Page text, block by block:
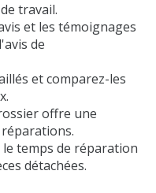
travail.
et les témoignages
de
et comparez-les
offre une
temps de réparation
détachées.